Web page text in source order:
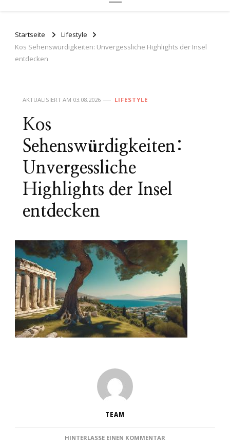
Startseite
Lifestyle
Kos Sehenswürdigkeiten: Unvergessliche Highlights der Insel
entdecken
AKTUALISIERT AM 03.08.2026 LIFESTYLE
Kos
Sehenswürdigkeiten:
Unvergessliche
Highlights der Insel
entdecken
TEAM
HINTERLASSE EINEN KOMMENTAR